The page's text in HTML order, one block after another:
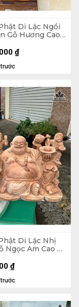
Di Lặc Ngồi
Gỗ Hương Cao
₫
Di Lặc Nhị
Ngọc Am Cao 30
₫